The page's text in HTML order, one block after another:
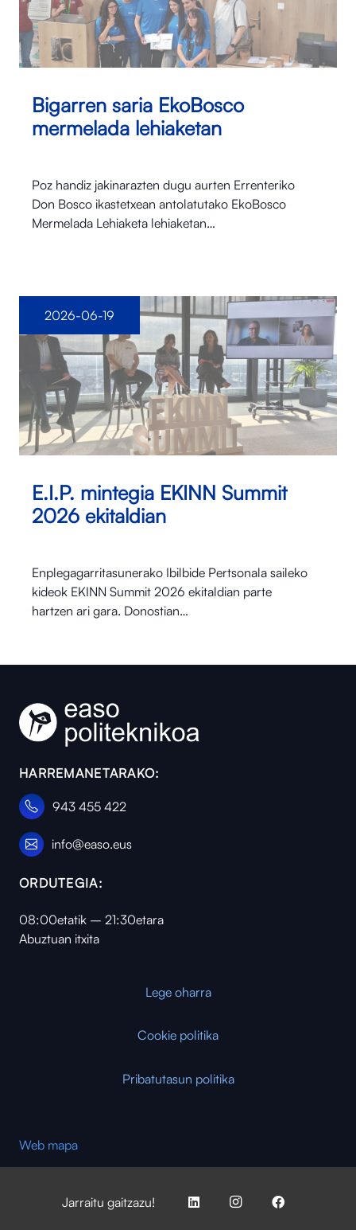
Bigarren saria EkoBosco
mermelada lehiaketan
Poz handiz jakinarazten dugu aurten Errenteriko
Don Bosco ikastetxean antolatutako EkoBosco
Mermelada Lehiaketa lehiaketan…
E.I.P. mintegia EKINN Summit
2026 ekitaldian
Enplegagarritasunerako Ibilbide Pertsonala saileko
kideok EKINN Summit 2026 ekitaldian parte
hartzen ari gara. Donostian…
2026-06-19
HARREMANETARAKO:
943 455 422
info@easo.eus
ORDUTEGIA:
08:00etatik – 21:30etara
Abuztuan itxita
Lege oharra
Cookie politika
Pribatutasun politika
Web mapa
Jarraitu gaitzazu!